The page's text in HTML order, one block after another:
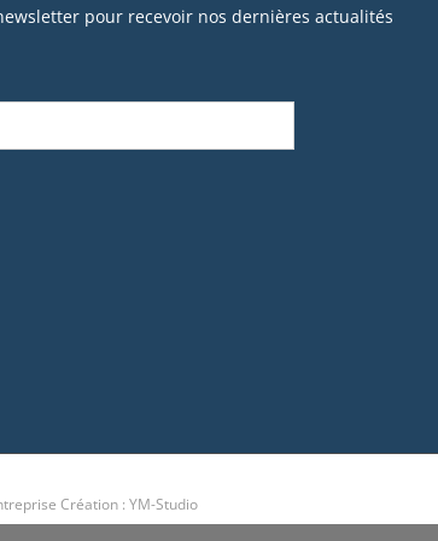
pour recevoir nos dernières actualités
Création : YM-Studio